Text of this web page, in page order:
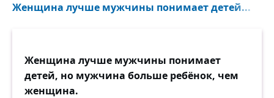
Женщина лучше мужчины понимает детей...
Женщина лучше мужчины понимает
детей, но мужчина больше ребёнок, чем
женщина.